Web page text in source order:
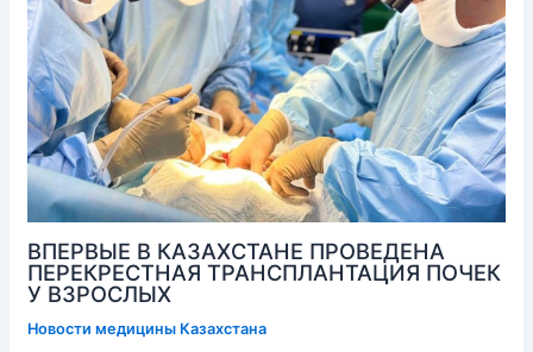
ВПЕРВЫЕ В КАЗАХСТАНЕ ПРОВЕДЕНА
ПЕРЕКРЕСТНАЯ ТРАНСПЛАНТАЦИЯ ПОЧЕК
У ВЗРОСЛЫХ
Новости медицины Казахстана